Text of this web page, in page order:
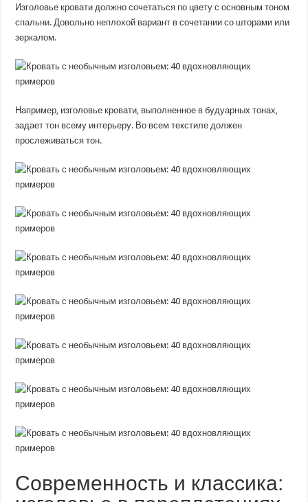
Изголовье кровати должно сочетаться по цвету с основным тоном
спальни. Довольно неплохой вариант в сочетании со шторами или
зеркалом.
Например, изголовье кровати, выполненное в будуарных тонах,
задает тон всему интерьеру. Во всем текстиле должен
прослеживаться тон.
Современность и классика: